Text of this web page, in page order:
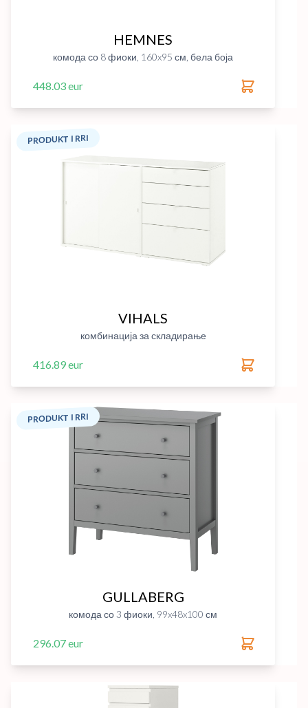
HEMNES
комода со 8 фиоки, 160x95 см, бела боја
448.03 eur
PRODUKT I RRI
VIHALS
комбинација за складирање
416.89 eur
PRODUKT I RRI
GULLABERG
комода со 3 фиоки, 99x48x100 см
296.07 eur